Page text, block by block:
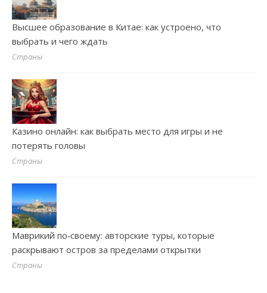
Высшее образование в Китае: как устроено, что
выбрать и чего ждать
Страны
Казино онлайн: как выбрать место для игры и не
потерять головы
Страны
Маврикий по‑своему: авторские туры, которые
раскрывают остров за пределами открытки
Страны